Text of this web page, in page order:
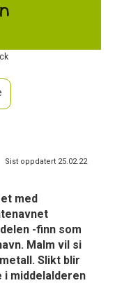
Sist oppdatert 25.02.22
med
-finn som
Malm vil si
Slikt blir
i middelalderen